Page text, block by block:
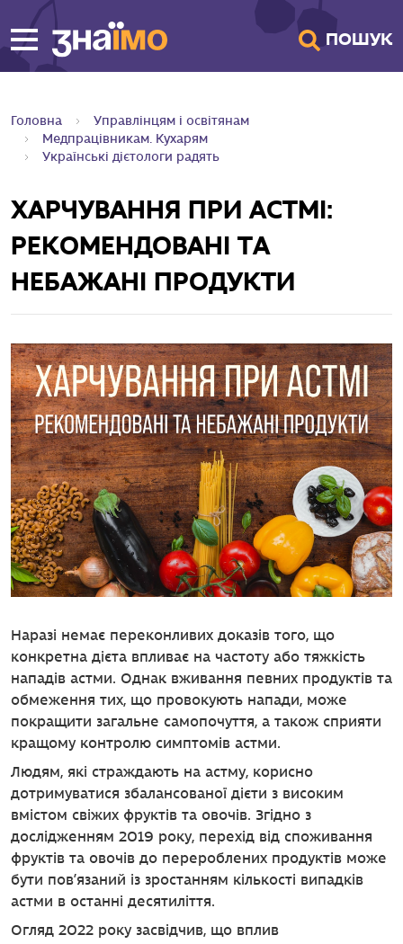
ПЕРЕЙТИ ДО
ГОЛОВНОГО
ПОШУК
Головна
Управлінцям і освітянам
Медпрацівникам. Кухарям
Українські дієтологи радять
ХАРЧУВАННЯ ПРИ АСТМІ:
РЕКОМЕНДОВАНІ ТА
НЕБАЖАНІ ПРОДУКТИ
Наразі немає переконливих доказів того, що
конкретна дієта впливає на частоту або тяжкість
нападів астми. Однак вживання певних продуктів та
обмеження тих, що провокують напади, може
покращити загальне самопочуття, а також сприяти
кращому контролю симптомів астми.
Людям, які страждають на астму, корисно
дотримуватися збалансованої дієти з високим
вмістом свіжих фруктів та овочів. Згідно з
дослідженням 2019 року, перехід від споживання
фруктів та овочів до перероблених продуктів може
бути пов’язаний із зростанням кількості випадків
астми в останні десятиліття.
Огляд 2022 року засвідчив, що вплив